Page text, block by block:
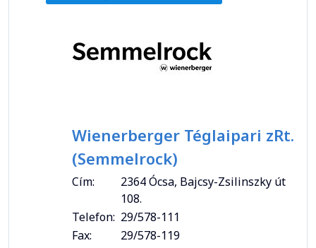
Wienerberger Téglaipari zRt.
(Semmelrock)
Cím:
2364 Ócsa, Bajcsy-Zsilinszky út
108.
Telefon: 29/578-111
Fax:
29/578-119